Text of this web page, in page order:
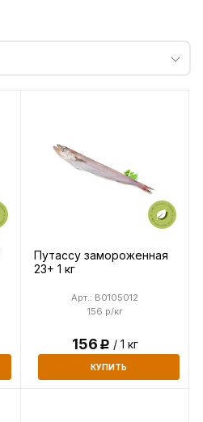
Путассу замороженная
23+ 1 кг
156 р/кг
Арт.: B0105012
156Р / 1 кг
КУПИТЬ